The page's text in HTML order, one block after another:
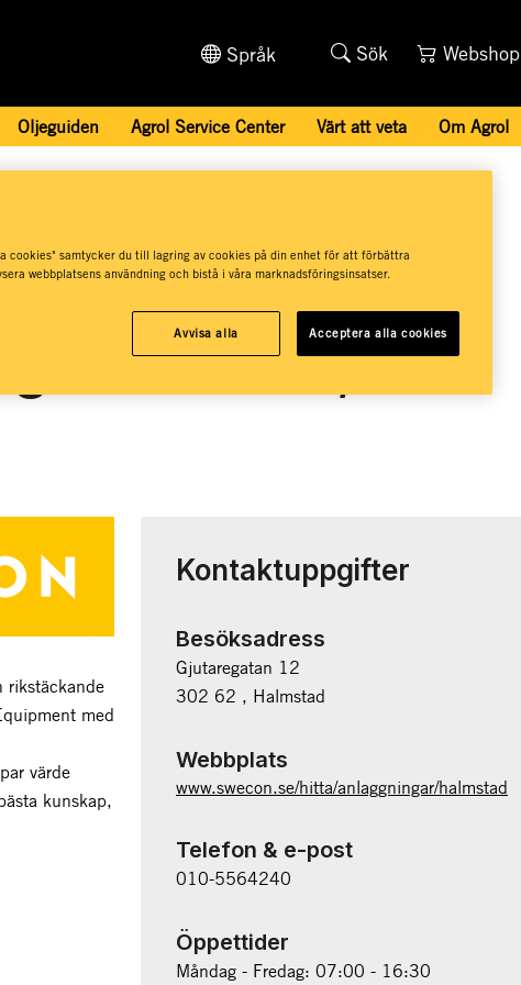
Språk Sök Webshop
Oljeguiden Agrol Service Center Värt att veta Om Agrol
rikstäckande
med
värde
kunskap,
Kontaktuppgifter
Besöksadress
Gjutaregatan 12
302 62 , Halmstad
Webbplats
www.swecon.se/hitta/anlaggningar/halmstad
Telefon & e-post
010-5564240
Öppettider
Måndag - Fredag: 07:00 - 16:30
cookies" samtycker du till lagring av cookies på din enhet för att förbättra
webbplatsens användning och bistå i våra marknadsföringsinsatser.
Avvisa alla Acceptera alla cookies